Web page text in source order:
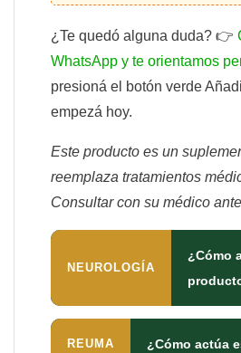
¿Te quedó alguna duda? 👉
WhatsApp y te orientamos
presioná el botón verde
empezá hoy.
Este producto es un
reemplaza tratamientos
Consultar con su médico
NEUROLOGÍA
¿Cómo
REUMA ¿Cómo actúa